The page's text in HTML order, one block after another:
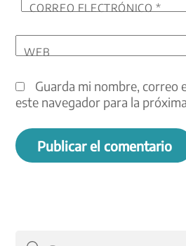
CORREO ELECTRÓNICO*
WEB
Guarda mi nombre, correo
este navegador para la